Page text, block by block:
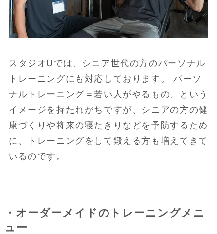
スタジオUでは、シニア世代の方のパーソナル
トレーニングにも対応しております。 パーソ
ナルトレーニング＝若い人がやるもの、という
イメージを持たれがちですが、シニアの方の健
康づくりや将来の寝たきりなどを予防するため
に、トレーニングをして鍛える方も増えてきて
いるのです。
・オーダーメイドのトレーニングメニ
ュー